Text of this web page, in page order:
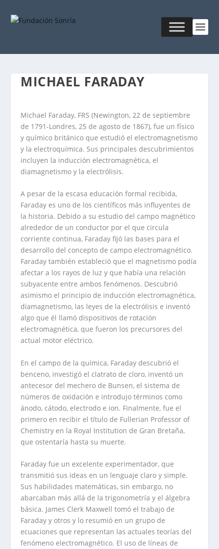
MICHAEL FARADAY
Michael Faraday, FRS (Newington, 22 de septiembre
de 1791-Londres, 25 de agosto de 1867), fue un físico
y químico británico que estudió el electromagnetismo
y la electroquímica. Sus principales descubrimientos
incluyen la inducción electromagnética, el
diamagnetismo y la electrólisis.
A pesar de la escasa educación formal recibida,
Faraday es uno de los científicos más influyentes de
la historia. Debido a su estudio del campo magnético
alrededor de un conductor por el que circula
corriente continua, Faraday fijó las bases para el
desarrollo del concepto de campo electromagnético.
Faraday también estableció que el magnetismo podía
afectar a los rayos de luz y que había una relación
subyacente entre ambos fenómenos. Descubrió
asimismo el principio de inducción electromagnética,
diamagnetismo, las leyes de la electrólisis e inventó
algo que él llamó dispositivos de rotación
electromagnética, que fueron los precursores del
actual motor eléctrico.
En el campo de la química, Faraday descubrió el
benceno, investigó el clatrato de cloro, inventó un
antecesor del mechero de Bunsen, el sistema de
números de oxidación e introdujo términos como
ánodo, cátodo, electrodo e ion. Finalmente, fue el
primero en recibir el título de Fullerian Professor of
Chemistry en la Royal Institution de Gran Bretaña,
que ostentaría hasta su muerte.
Faraday fue un excelente experimentador, que
transmitió sus ideas en un lenguaje claro y simple.
Sus habilidades matemáticas, sin embargo, no
abarcaban más allá de la trigonometría y el álgebra
básica. James Clerk Maxwell tomó el trabajo de
Faraday y otros y lo resumió en un grupo de
ecuaciones que representan las actuales teorías del
fenómeno electromagnético. El uso de líneas de